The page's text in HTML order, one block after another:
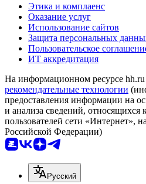
Этика и комплаенс
Оказание услуг
Использование сайтов
Защита персональных
Пользовательское
ИТ аккредитация
На информационном ресурсе hh.ru
рекомендательные технологии
предоставления информации на
и анализа сведений, относящихся
пользователей сети «Интернет»,
Российской Федерации)
Русский